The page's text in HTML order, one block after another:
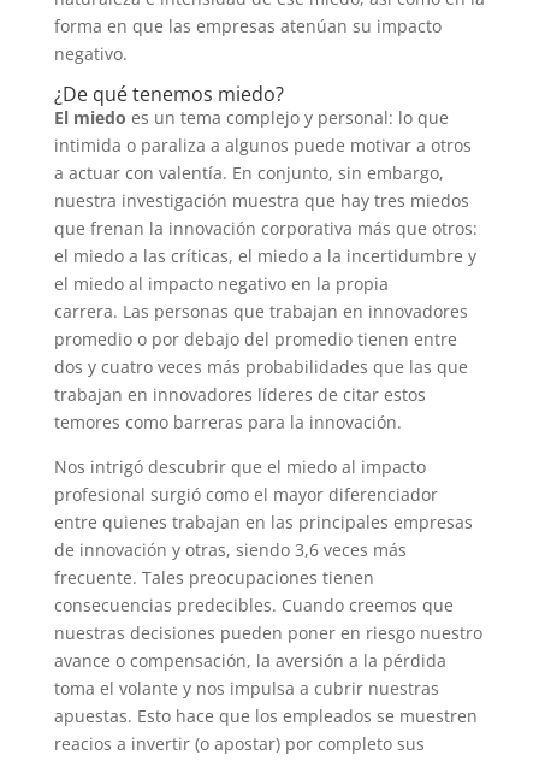
forma en que las empresas atenúan su impacto
negativo.
¿De qué tenemos miedo?
El miedo es un tema complejo y personal: lo que
intimida o paraliza a algunos puede motivar a otros
a actuar con valentía. En conjunto, sin embargo,
nuestra investigación muestra que hay tres miedos
que frenan la innovación corporativa más que otros:
el miedo a las críticas, el miedo a la incertidumbre y
el miedo al impacto negativo en la propia
carrera. Las personas que trabajan en innovadores
promedio o por debajo del promedio tienen entre
dos y cuatro veces más probabilidades que las que
trabajan en innovadores líderes de citar estos
temores como barreras para la innovación.
Nos intrigó descubrir que el miedo al impacto
profesional surgió como el mayor diferenciador
entre quienes trabajan en las principales empresas
de innovación y otras, siendo 3,6 veces más
frecuente. Tales preocupaciones tienen
consecuencias predecibles. Cuando creemos que
nuestras decisiones pueden poner en riesgo nuestro
avance o compensación, la aversión a la pérdida
toma el volante y nos impulsa a cubrir nuestras
apuestas. Esto hace que los empleados se muestren
reacios a invertir (o apostar) por completo sus